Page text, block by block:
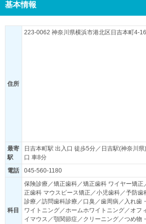
基本情報
住所
223-0062 神奈川県横浜市港北区日吉本町4-
最寄
駅
日吉本町駅 出入口 徒歩5分／日吉駅(神奈川
口 車8分
電話
045-560-1180
科目
保険診療／矯正歯科／矯正歯科 ワイヤー矯正
正歯科 マウスピース矯正／小児歯科／予防
診療／訪問歯科診療／口臭／歯周病／入れ歯
ワイトニング／ホームホワイトニング／オフ
イマウス／顎関節症／クリーニング／つめ物